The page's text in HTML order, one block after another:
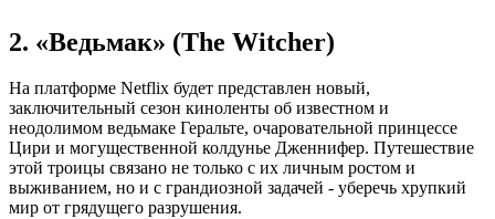
2. «Ведьмак» (The Witcher)
На платформе Netflix будет представлен новый,
заключительный сезон киноленты об известном и
неодолимом ведьмаке Геральте, очаровательной принцессе
Цири и могущественной колдунье Дженнифер. Путешествие
этой троицы связано не только с их личным ростом и
выживанием, но и с грандиозной задачей - уберечь хрупкий
мир от грядущего разрушения.